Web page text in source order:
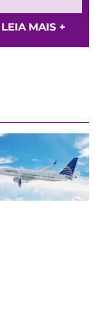
LEIA MAIS +